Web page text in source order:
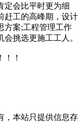
定会比平时更为细
赶工的高峰期，设计
方案;工程管理工作
挑选更施工工人。
！
，本站只提供信息存